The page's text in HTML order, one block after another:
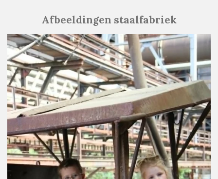
Afbeeldingen staalfabriek